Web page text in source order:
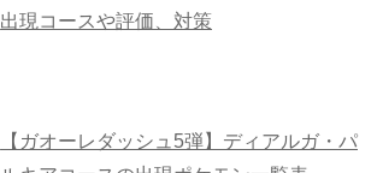
出現コースや評価、対策
【ガオーレダッシュ5弾】ディアルガ・パ